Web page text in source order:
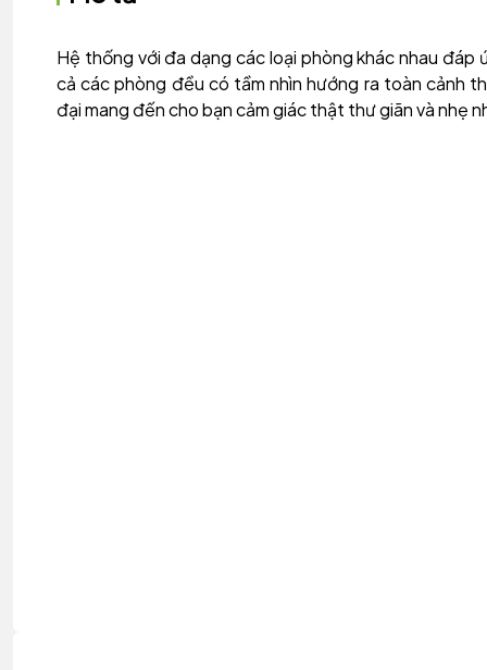
Hệ thống với đa dạng các loại phòng khác nhau đáp
cả các phòng đều có tầm nhìn hướng ra toàn cảnh
đại mang đến cho bạn cảm giác thật thư giãn và nhẹ